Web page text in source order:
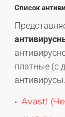
Список
платные (с
антивирусы.
Avast!